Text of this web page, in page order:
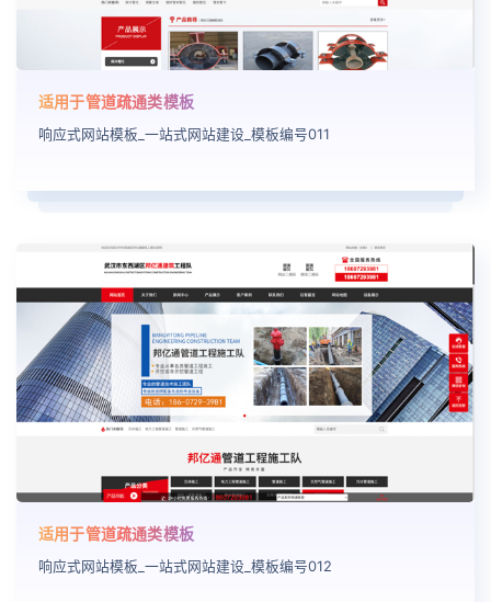
适用于管道疏通类模板
响应式网站模板_一站式网站建设_模板编号011
适用于管道疏通类模板
响应式网站模板_一站式网站建设_模板编号012